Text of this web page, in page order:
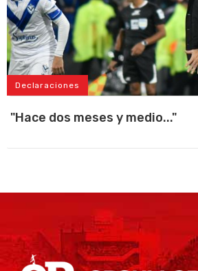
Declaraciones
"Hace dos meses y medio..."